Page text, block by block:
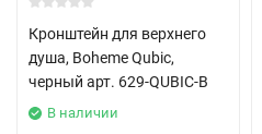
Кронштейн для верхнего
душа, Boheme Qubic,
черный арт. 629-QUBIC-B
В наличии